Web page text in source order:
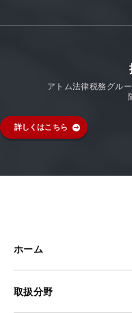
アトム法律税務グル
詳しくはこちら
ホーム
取扱分野